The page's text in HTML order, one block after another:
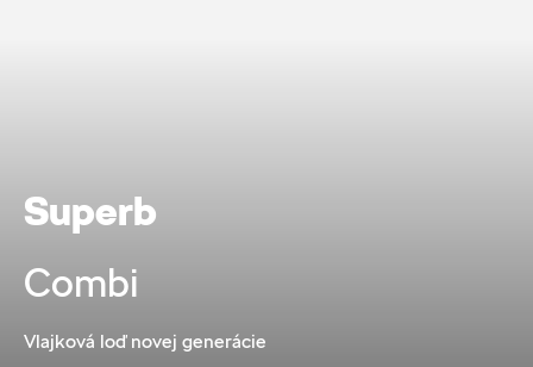
Superb
Combi
Vlajková loď novej generácie